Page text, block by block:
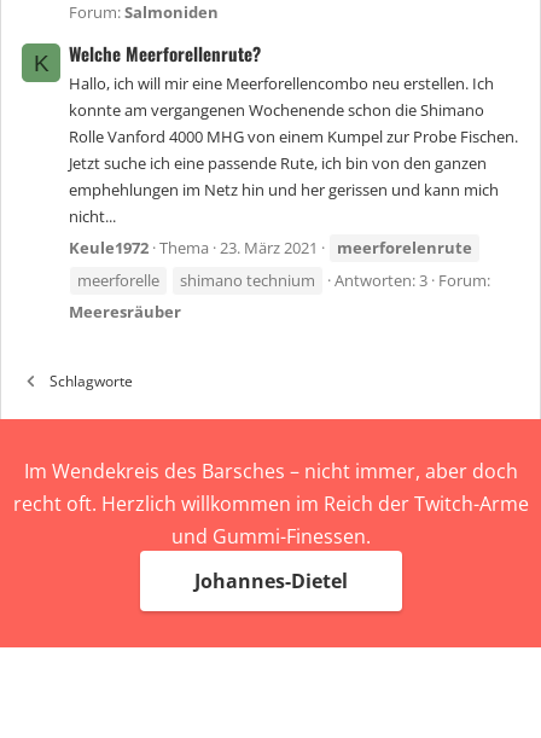
Forum:Salmoniden
K Welche Meerforellenrute?
Hallo, ich will mir eine Meerforellencombo neu erstellen. Ich
konnte am vergangenen Wochenende schon die Shimano
Rolle Vanford 4000 MHG von einem Kumpel zur Probe Fischen.
Jetzt suche ich eine passende Rute, ich bin von den ganzen
emphehlungen im Netz hin und her gerissen und kann mich
nicht...
Keule1972 Thema 23. März 2021
meerforelenrute
meerforelle
shimano technium Antworten: 3 Forum:
Meeresräuber
Schlagworte
Im Wendekreis des Barsches – nicht immer, aber doch
recht oft. Herzlich willkommen im Reich der Twitch-Arme
und Gummi-Finessen.
Johannes-Dietel